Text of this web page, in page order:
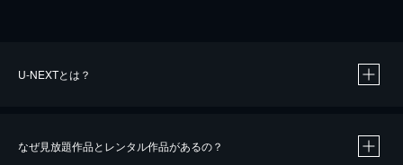
U-NEXTとは？
なぜ見放題作品とレンタル作品があるの？